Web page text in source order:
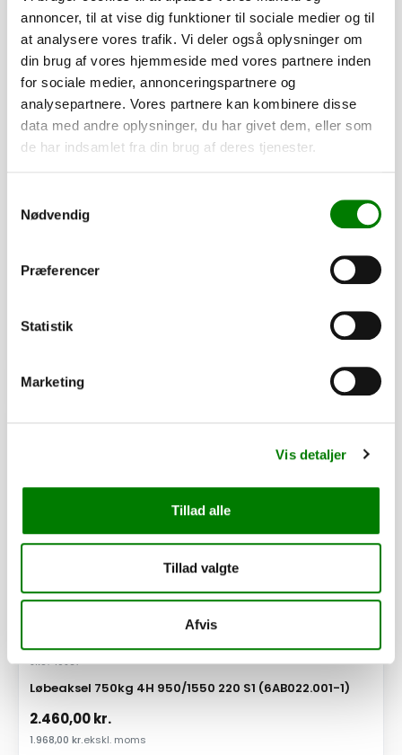
annoncer, til at vise dig funktioner til sociale medier og til
at analysere vores trafik. Vi deler også oplysninger om
din brug af vores hjemmeside med vores partnere inden
for sociale medier, annonceringspartnere og
analysepartnere. Vores partnere kan kombinere disse
data med andre oplysninger, du har givet dem, eller som
de har indsamlet fra din brug af deres tjenester.
Nødvendig
Præferencer
Statistik
Marketing
Vis detaljer
Tillad alle
Tillad valgte
Afvis
Surringskrog udvendig
17,20kr.ekskl. moms
SKU: 40867
Løbeaksel 750kg 4H 950/1550 220 S1 (6AB022.001-1)
2.460,00kr.
1.968,00 kr.ekskl. moms